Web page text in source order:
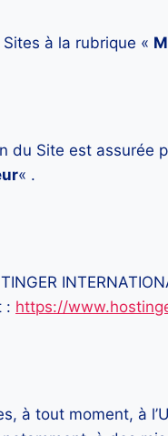
à la rubrique «
du Site est assurée
« .
: https://
à tout moment, à